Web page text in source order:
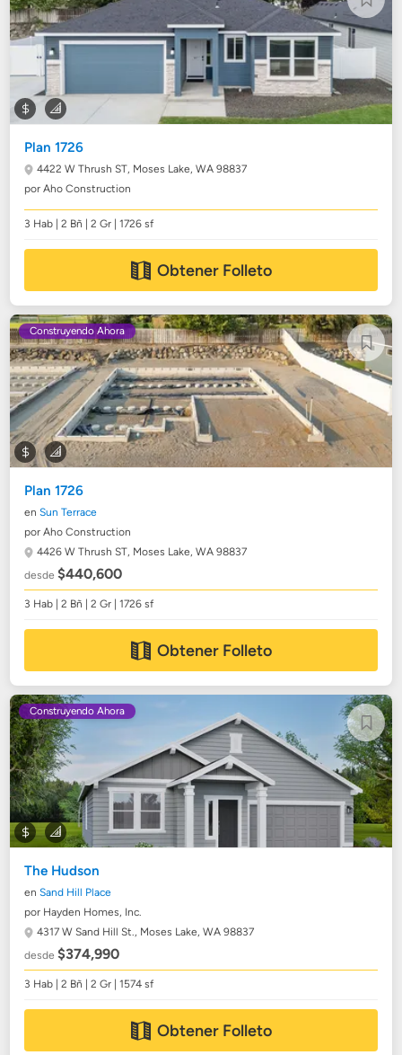
Plan 1726
4422 W Thrush ST, Moses Lake, WA 98837
por Aho Construction
3 Hab | 2 Bñ | 2 Gr | 1726 sf
Obtener Folleto
Construyendo Ahora
Plan 1726
enSun Terrace
por Aho Construction
4426 W Thrush ST, Moses Lake, WA 98837
desde$440,600
3 Hab | 2 Bñ | 2 Gr | 1726 sf
Obtener Folleto
Construyendo Ahora
The Hudson
enSand Hill Place
por Hayden Homes, Inc.
4317 W Sand Hill St., Moses Lake, WA 98837
desde$374,990
3 Hab | 2 Bñ | 2 Gr | 1574 sf
Obtener Folleto